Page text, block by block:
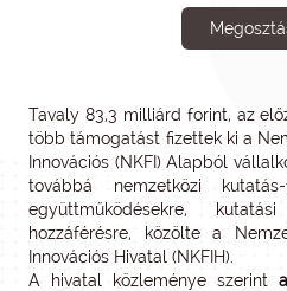
Tavaly 83,3 milliárd forint, az
több támogatást fizettek ki a
Innovációs (NKFI) Alapból
továbbá nemzetközi
együttműködésekre,
hozzáférésre, közölte a
Innovációs Hivatal (NKFIH).
A hivatal közleménye szerint